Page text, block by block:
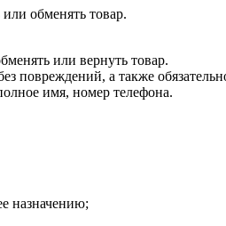
обменять товар.
или вернуть товар.
повреждений, а также
имя, номер телефона.
назначению;